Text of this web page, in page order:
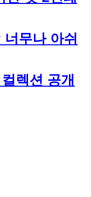
무나 아쉬
렉션 공개